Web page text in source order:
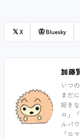
𝕏X 🦋Bluesky
加藤
いつ
まだ
好き
ロ」
ルパ
「ロ